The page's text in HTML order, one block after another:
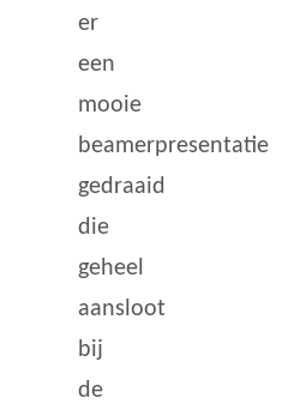
er
een
mooie
beamerpresentatie
gedraaid
die
geheel
aansloot
bij
de